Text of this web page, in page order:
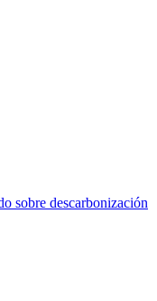
sobre descarbonización